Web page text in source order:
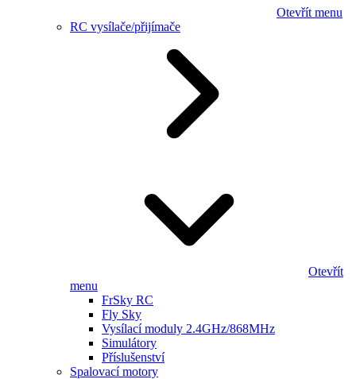
Otevřít menu
RC vysílače/přijímače
Otevřít
menu
FrSky RC
Fly Sky
Vysílací moduly 2.4GHz/868MHz
Simulátory
Příslušenství
Spalovací motory